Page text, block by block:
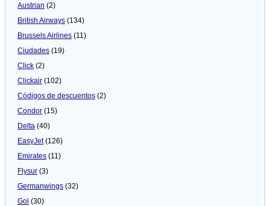
Austrian (2)
British Airways (134)
Brussels Airlines (11)
Ciudades (19)
Click (2)
Clickair (102)
Códigos de descuentos (2)
Condor (15)
Delta (40)
EasyJet(126)
Emirates (11)
Flysur (3)
Germanwings (32)
Gol (30)